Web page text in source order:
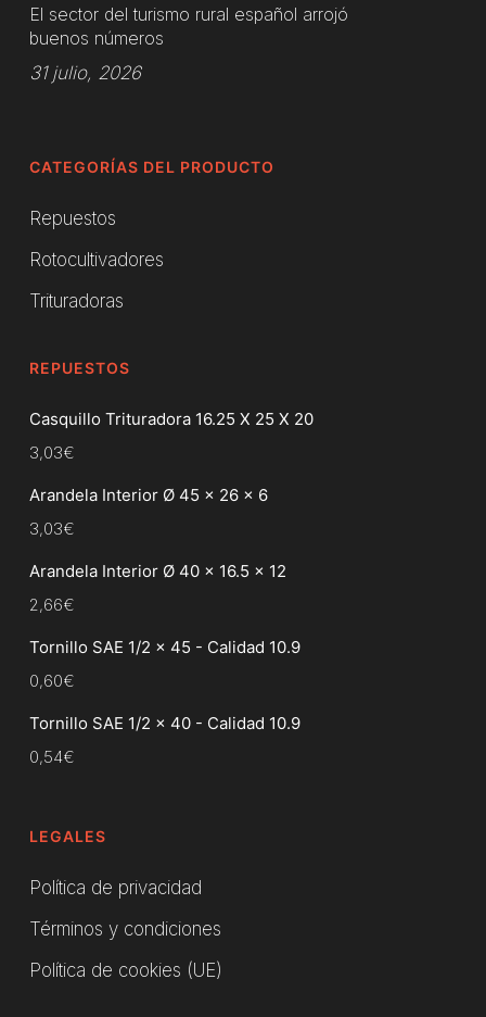
El sector del turismo rural español arrojó
buenos números
31 julio, 2026
CATEGORÍAS DEL PRODUCTO
Repuestos
Rotocultivadores
Trituradoras
REPUESTOS
Casquillo Trituradora 16.25 X 25 X 20
3,03€
Arandela Interior Ø 45 x 26 x 6
3,03€
Arandela Interior Ø 40 x 16.5 x 12
2,66€
Tornillo SAE 1/2 x 45 - Calidad 10.9
0,60€
Tornillo SAE 1/2 x 40 - Calidad 10.9
0,54€
LEGALES
Política de privacidad
Términos y condiciones
Política de cookies (UE)